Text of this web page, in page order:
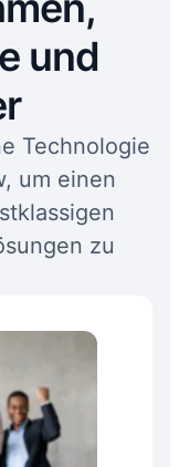
und
Technologie
um einen
zu